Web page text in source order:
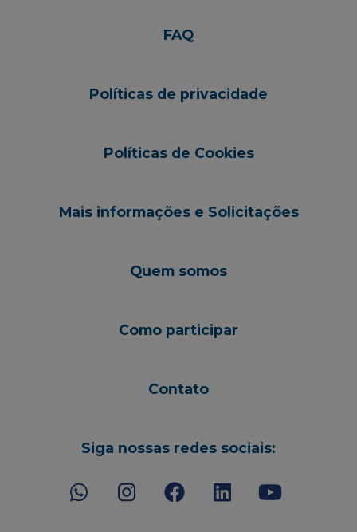
FAQ
Políticas de privacidade
Políticas de Cookies
Mais informações e Solicitações
Quem somos
Como participar
Contato
Siga nossas redes sociais: